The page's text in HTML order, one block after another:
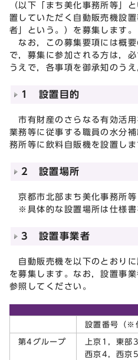
（以下「まち美化事務所等」
置していただく自動販売機設
者」という。）を募集します。
なお，この募集要項には概要
で，募集に参加される方は，
うえで，各事項を御承知のう
1 設置目的
市有財産のさらなる有効活
業務等に従事する職員の水分
務所等に飲料自販機を設置しま
2 設置場所
京都市北部まち美化事務所等
※具体的な設置場所は仕様書
3 設置事業者
自動販売機を以下のとおり
を募集します。なお，設置事
参照してください。
設置番号（※
第4グループ
上京1，東
西京4，西京